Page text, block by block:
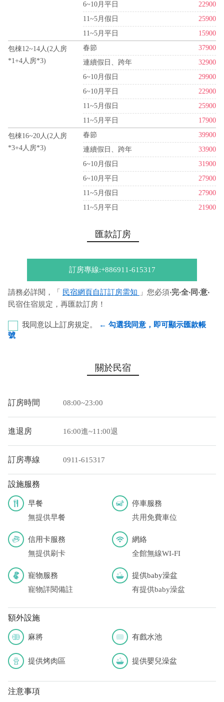
6~10月平日
22900
11~5月假日
25900
11~5月平日
15900
包棟12~14人(2人房
*1+4人房*3)
春節
37900
連續假日、跨年
32900
6~10月假日
29900
6~10月平日
22900
11~5月假日
25900
11~5月平日
17900
包棟16~20人(2人房
*3+4人房*3)
春節
39900
連續假日、跨年
33900
6~10月假日
31900
6~10月平日
27900
11~5月假日
27900
11~5月平日
21900
匯款訂房
訂房專線:+886911-615317
請務必詳閱，「 民宿網頁自訂訂房需知 」您必須‧完‧全‧同‧意‧
民宿住宿規定，再匯款訂房！
我同意以上訂房規定。
← 勾選我同意，即可顯示匯款帳
號
恆春郵局 代碼：700 局號：0071430 帳號：0645652 戶
您也可以利用這幾個常用的網路ATM匯款： [
宿有提供該銀行匯款帳號喔。) 匯入任何款項後，請記得與業者
連絡喔！
關於民宿
訂房時間 08:00~23:00
進退房 16:00進~11:00退
訂房專線 0911-615317
設施服務
早餐
無提供早餐
停車服務
共用免費車位
信用卡服務
無提供刷卡
網絡
全館無線WI-FI
寵物服務
寵物詳閱備註
提供baby澡盆
有提供baby澡盆
額外設施
麻將 有戲水池
提供烤肉區 提供嬰兒澡盆
注意事項